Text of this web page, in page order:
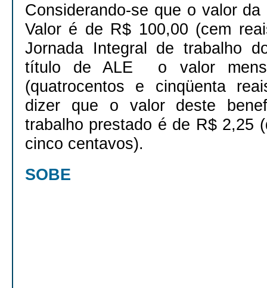
Considerando-se que o valor
Valor é de R$ 100,00 (cem
Jornada Integral de trabalho
título de ALE o valor
(quatrocentos e cinqüenta
dizer que o valor deste
trabalho prestado é de R$ 2,25
cinco centavos).
SOBE